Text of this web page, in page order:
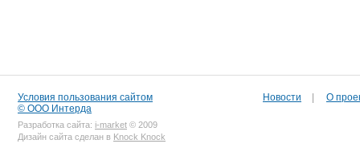
Условия пользования сайтом
© ООО Интерда
Разработка сайта: i-market © 2009
Дизайн сайта сделан в Knock Knock
Новости О